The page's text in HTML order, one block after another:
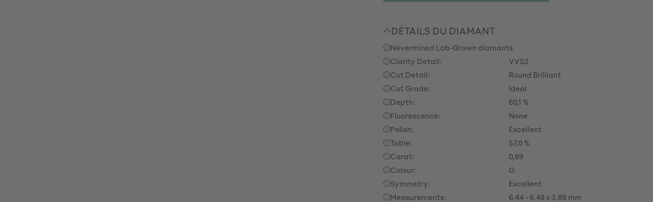
DÉTAILS DU DIAMANT
Nevermined Lab-Grown diamants
Clarity Detail:
VVS2
Cut Detail:
Round Brilliant
Cut Grade:
Ideal
Depth:
60,1 %
Fluorescence:
None
Polish:
Excellent
Table:
57,0 %
Carat:
0,99
Colour:
G
Symmetry:
Excellent
Measurements:
6.44 - 6.49 x 3.89 mm